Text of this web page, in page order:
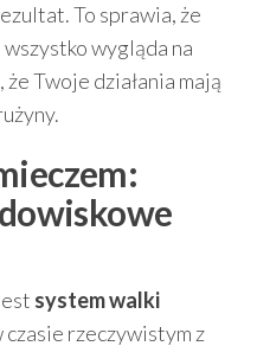
To sprawia, że
wygląda na
Twoje działania mają
system walki
czasie rzeczywistym z